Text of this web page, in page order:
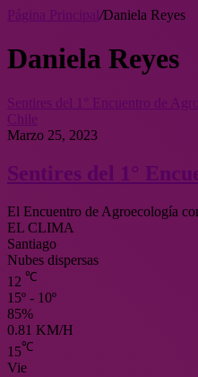
Página Principal /Daniela Reyes
Daniela Reyes
Sentires del 1° Encuentro de
Chile
Marzo 25, 2023
Sentires del 1°
El Encuentro de Agroecología
EL CLIMA
Santiago
Nubes dispersas
12 ℃
15º - 10º
85%
0.81 KM/H
15℃
Vie